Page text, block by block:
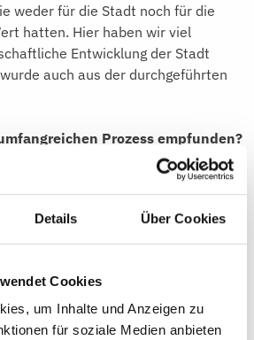
Details Über Cookies
Cookies
um Inhalte und Anzeigen zu
für soziale Medien anbieten
weder für die Stadt noch für die
hatten. Hier haben wir viel
Entwicklung der Stadt
auch aus der durchgeführten
Prozess empfunden?
ich, wenn ein
kompetent ist und ich nicht
Arbeit gemacht. Und zum Schluss
abliefert. Das habe ich schon ganz
Analyse der